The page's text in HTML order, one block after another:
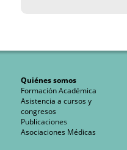
Quiénes somos
Formación Académica
Asistencia a cursos y
congresos
Publicaciones
Asociaciones Médicas